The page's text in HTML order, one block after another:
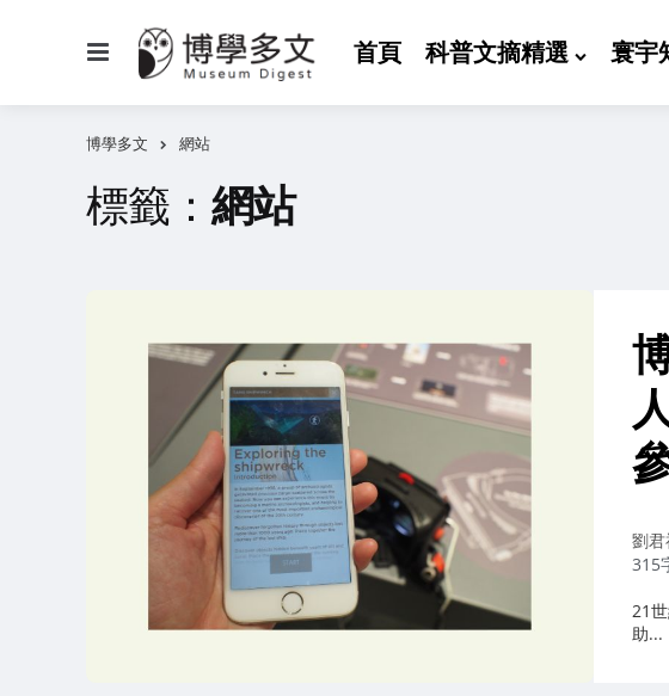
首頁 科普文摘精選 寰宇
博學多文 網站
標籤： 網站
作
者：
劉
315
21
助...